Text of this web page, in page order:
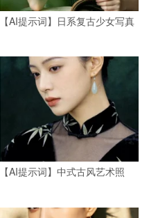
【AI提示词】日系复古少女写真
【AI提示词】中式古风艺术照